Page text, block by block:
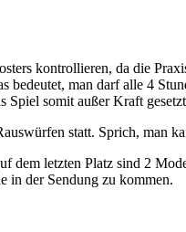
kontrollieren, da die
bedeutet, man darf alle 4
Spiel somit außer Kraft
statt. Sprich, man
dem letzten Platz sind 2
in der Sendung zu kommen.